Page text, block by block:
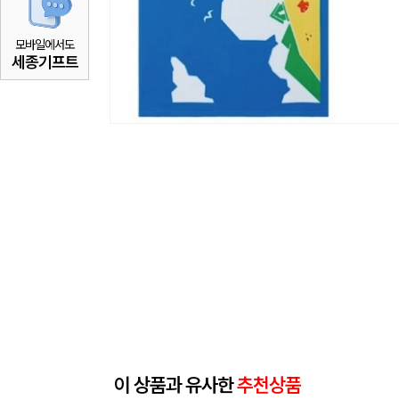
모바일에서도
세종기프트
이 상품과 유사한추천상품